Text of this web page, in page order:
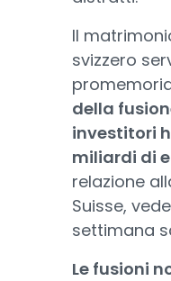
Il
svizzero
della
investitori
miliardi di
relazione
Suisse,
settimana
Le fusioni